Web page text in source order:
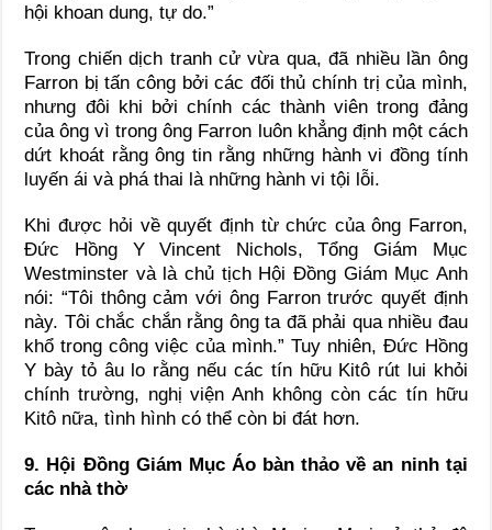
hội khoan dung, tự do.”
Trong chiến dịch tranh cử vừa qua, đã nhiều lần ông
Farron bị tấn công bởi các đối thủ chính trị của mình,
nhưng đôi khi bởi chính các thành viên trong đảng
của ông vì trong ông Farron luôn khẳng định một cách
dứt khoát rằng ông tin rằng những hành vi đồng tính
luyến ái và phá thai là những hành vi tội lỗi.
Khi được hỏi về quyết định từ chức của ông Farron,
Đức Hồng Y Vincent Nichols, Tổng Giám Mục
Westminster và là chủ tịch Hội Đồng Giám Mục Anh
nói: “Tôi thông cảm với ông Farron trước quyết định
này. Tôi chắc chắn rằng ông ta đã phải qua nhiều đau
khổ trong công việc của mình.” Tuy nhiên, Đức Hồng
Y bày tỏ âu lo rằng nếu các tín hữu Kitô rút lui khỏi
chính trường, nghị viện Anh không còn các tín hữu
Kitô nữa, tình hình có thể còn bi đát hơn.
9. Hội Đồng Giám Mục Áo bàn thảo về an ninh tại
các nhà thờ